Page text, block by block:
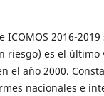
ICOMOS 2016-
riesgo) es el
el año 2000.
nacionales e